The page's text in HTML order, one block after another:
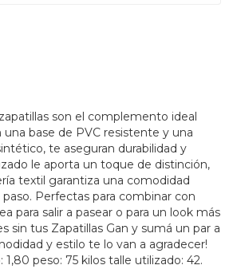
son el complemento ideal
una base de PVC resistente y una
te aseguran durabilidad y
le aporta un toque de distinción,
textil garantiza una comodidad
Perfectas para combinar con
para salir a pasear o para un look más
sin tus Zapatillas Gan y sumá un par a
y estilo te lo van a agradecer!
peso: 75 kilos talle utilizado: 42.